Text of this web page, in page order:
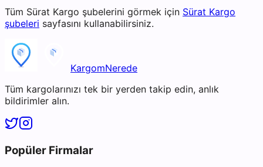
Tüm Sürat Kargo şubelerini görmek için Sürat Kargo
şubeleri sayfasını kullanabilirsiniz.
KargomNerede
Tüm kargolarınızı tek bir yerden takip edin, anlık
bildirimler alın.
Popüler Firmalar